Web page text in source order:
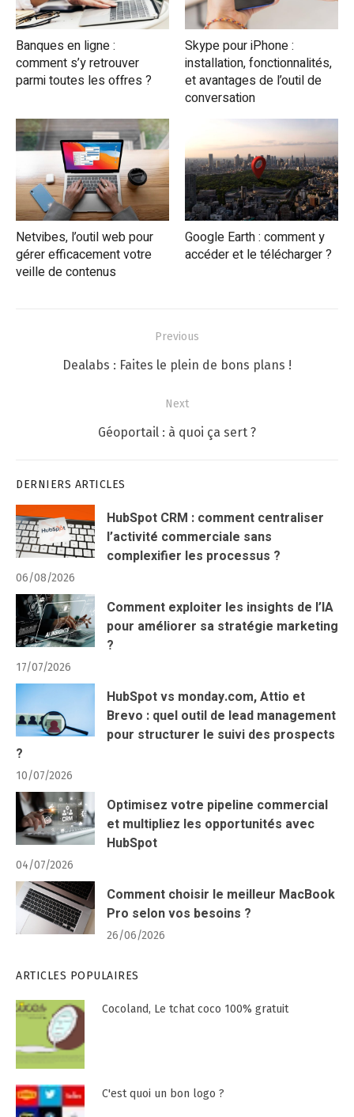
Banques en ligne :
comment s’y retrouver
parmi toutes les offres ?
Skype pour iPhone :
installation, fonctionnalités,
et avantages de l’outil de
conversation
Netvibes, l’outil web pour
gérer efficacement votre
veille de contenus
Google Earth : comment y
accéder et le télécharger ?
Previous
Previous
Dealabs : Faites le plein de bons plans !
Next
Next
Géoportail : à quoi ça sert ?
DERNIERS ARTICLES
HubSpot CRM : comment centraliser
l’activité commerciale sans
complexifier les processus ?
06/08/2026
Comment exploiter les insights de l’IA
pour améliorer sa stratégie marketing
?
17/07/2026
HubSpot vs monday.com, Attio et
Brevo : quel outil de lead management
pour structurer le suivi des prospects
?
10/07/2026
Optimisez votre pipeline commercial
et multipliez les opportunités avec
HubSpot
04/07/2026
Comment choisir le meilleur MacBook
Pro selon vos besoins ?
26/06/2026
ARTICLES POPULAIRES
Cocoland, Le tchat coco 100% gratuit
C'est quoi un bon logo ?